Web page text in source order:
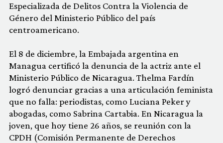
Especializada de Delitos Contra la Violencia de
Género del Ministerio Público del país
centroamericano.
El 8 de diciembre, la Embajada argentina en
Managua certificó la denuncia de la actriz ante el
Ministerio Público de Nicaragua. Thelma Fardín
logró denunciar gracias a una articulación feminista
que no falla: periodistas, como Luciana Peker y
abogadas, como Sabrina Cartabia. En Nicaragua la
joven, que hoy tiene 26 años, se reunión con la
CPDH (Comisión Permanente de Derechos